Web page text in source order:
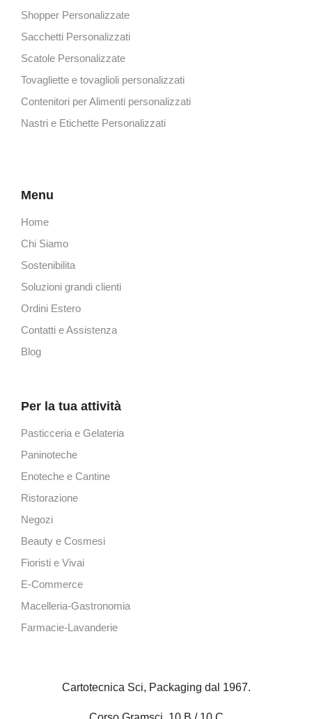
Shopper Personalizzate
Sacchetti Personalizzati
Scatole Personalizzate
Tovagliette e tovaglioli personalizzati
Contenitori per Alimenti personalizzati
Nastri e Etichette Personalizzati
Menu
Home
Chi Siamo
Sostenibilita
Soluzioni grandi clienti
Ordini Estero
Contatti e Assistenza
Blog
Per la tua attività
Pasticceria e Gelateria
Paninoteche
Enoteche e Cantine
Ristorazione
Negozi
Beauty e Cosmesi
Fioristi e Vivai
E-Commerce
Macelleria-Gastronomia
Farmacie-Lavanderie
Cartotecnica Sci, Packaging dal 1967.